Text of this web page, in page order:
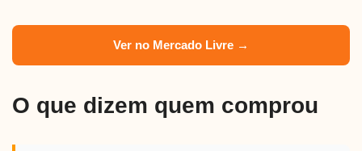
Ver no Mercado Livre →
O que dizem quem comprou